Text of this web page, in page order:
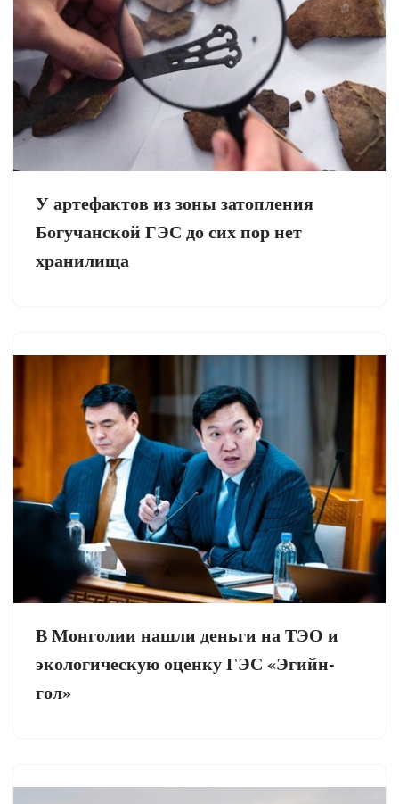
У артефактов из зоны затопления
Богучанской ГЭС до сих пор нет
хранилища
В Монголии нашли деньги на ТЭО и
экологическую оценку ГЭС «Эгийн-
гол»